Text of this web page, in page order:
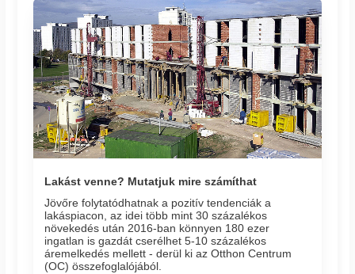
Lakást venne? Mutatjuk mire számíthat
Jövőre folytatódhatnak a pozitív tendenciák a
lakáspiacon, az idei több mint 30 százalékos
növekedés után 2016-ban könnyen 180 ezer
ingatlan is gazdát cserélhet 5-10 százalékos
áremelkedés mellett - derül ki az Otthon Centrum
(OC) összefoglalójából.